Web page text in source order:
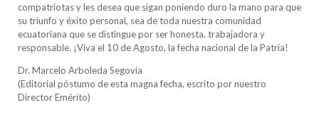
compatriotas y les desea que sigan poniendo duro la mano para que
su triunfo y éxito personal, sea de toda nuestra comunidad
ecuatoriana que se distingue por ser honesta, trabajadora y
responsable. ¡Viva el 10 de Agosto, la fecha nacional de la Patria!
Dr. Marcelo Arboleda Segovia
(Editorial póstumo de esta magna fecha, escrito por nuestro
Director Emérito)